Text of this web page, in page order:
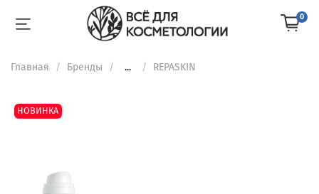
0
Главная Бренды ... REPASKIN
НОВИНКА